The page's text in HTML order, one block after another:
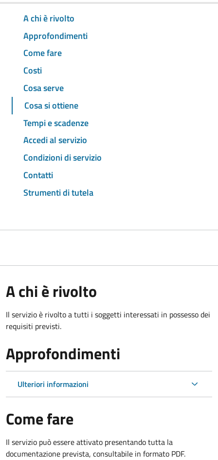
A chi è rivolto
Approfondimenti
Come fare
Costi
Cosa serve
Cosa si ottiene
Tempi e scadenze
Accedi al servizio
Condizioni di servizio
Contatti
Strumenti di tutela
A chi è rivolto
Il servizio è rivolto a tutti i soggetti interessati in possesso dei
requisiti previsti.
Approfondimenti
Ulteriori informazioni
Come fare
Il servizio può essere attivato presentando tutta la
documentazione prevista, consultabile in formato PDF.